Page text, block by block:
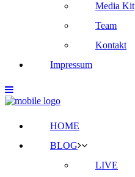
Media Kit
Team
Kontakt
Impressum
HOME
BLOG
LIVE